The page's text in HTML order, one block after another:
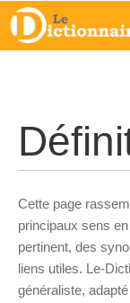
Cette page
principaux sens
pertinent, des
liens utiles. Le-
généraliste,